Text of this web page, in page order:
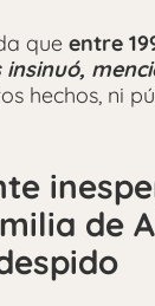
que entre
insinuó,
hechos, ni
de